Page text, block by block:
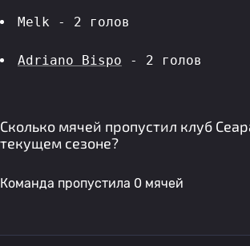
Melk - 2 голов
Adriano Bispo - 2 голов
Сколько мячей пропустил клуб
текущем сезоне?
Команда пропустила 0 мячей